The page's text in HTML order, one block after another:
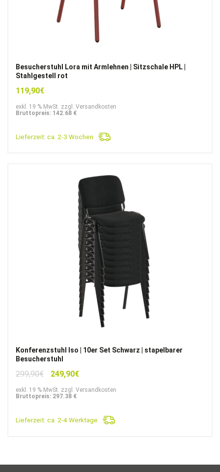
Besucherstuhl Lora mit Armlehnen | Sitzschale HPL |
Stahlgestell rot
119,90€
exkl. 19 % MwSt. zzgl. Versandkosten
Bruttopreis: 142.68 €
Lieferzeit: ca. 2-3 Wochen
Konferenzstuhl Iso | 10er Set Schwarz | stapelbarer
Besucherstuhl
299,90€
Ursprünglicher
war:
249,90€Aktueller
ist:
exkl. 19 % MwSt. zzgl. Versandkosten
Bruttopreis: 297.38 €
Lieferzeit: ca. 2-4 Werktage